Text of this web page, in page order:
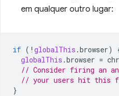
em qualquer outro lugar:
if ( ! globalThis .browser)
globalThis .browser =
// Consider firing an
// your users hit this
}